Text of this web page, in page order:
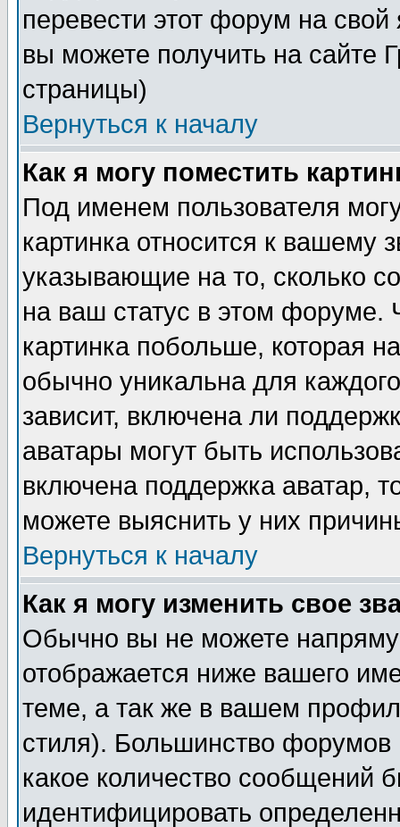
перевести этот форум на
вы можете получить на сайте
страницы)
Вернуться к началу
Как я могу поместить
Под именем пользователя
картинка относится к вашему
указывающие на то, сколько
на ваш статус в этом форуме.
картинка побольше, которая
обычно уникальна для
зависит, включена ли
аватары могут быть
включена поддержка аватар,
можете выяснить у них
Вернуться к началу
Как я могу изменить свое
Обычно вы не можете
отображается ниже вашего
теме, а так же в вашем
стиля). Большинство форумов
какое количество сообщений
идентифицировать